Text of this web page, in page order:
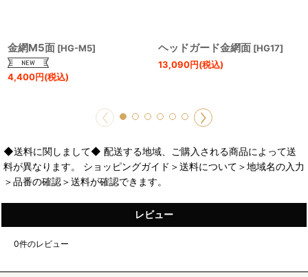
金網M5面 [HG-M5]
4,400円(税込)
ヘッドガード金網面 [HG17]
13,090円(税込)
◆送料に関しまして◆ 配送する地域、ご購入される商品によって送
料が異なります。 ショッピングガイド＞送料について＞地域名の入力
＞品番の確認＞送料が確認できます。
レビュー
0件のレビュー